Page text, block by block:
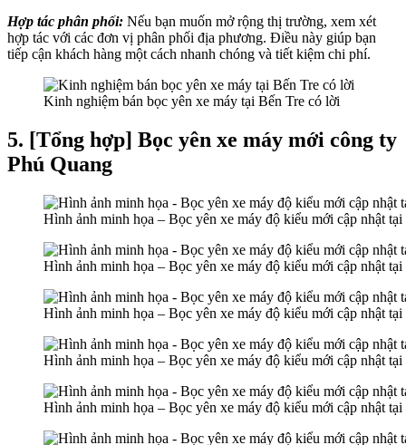
Hợp tác phân phối: Nếu bạn muốn mở rộng thị trường, xem xét
hợp tác với các đơn vị phân phối địa phương. Điều này giúp bạn
tiếp cận khách hàng một cách nhanh chóng và tiết kiệm chi phí.
Kinh nghiệm bán bọc yên xe máy tại Bến Tre có lời
5. [Tổng hợp] Bọc yên xe máy mới công ty
Phú Quang
Hình ảnh minh họa – Bọc yên xe máy độ kiểu mới cập nhật tại
Hình ảnh minh họa – Bọc yên xe máy độ kiểu mới cập nhật tại
Hình ảnh minh họa – Bọc yên xe máy độ kiểu mới cập nhật tại
Hình ảnh minh họa – Bọc yên xe máy độ kiểu mới cập nhật tại
Hình ảnh minh họa – Bọc yên xe máy độ kiểu mới cập nhật tại